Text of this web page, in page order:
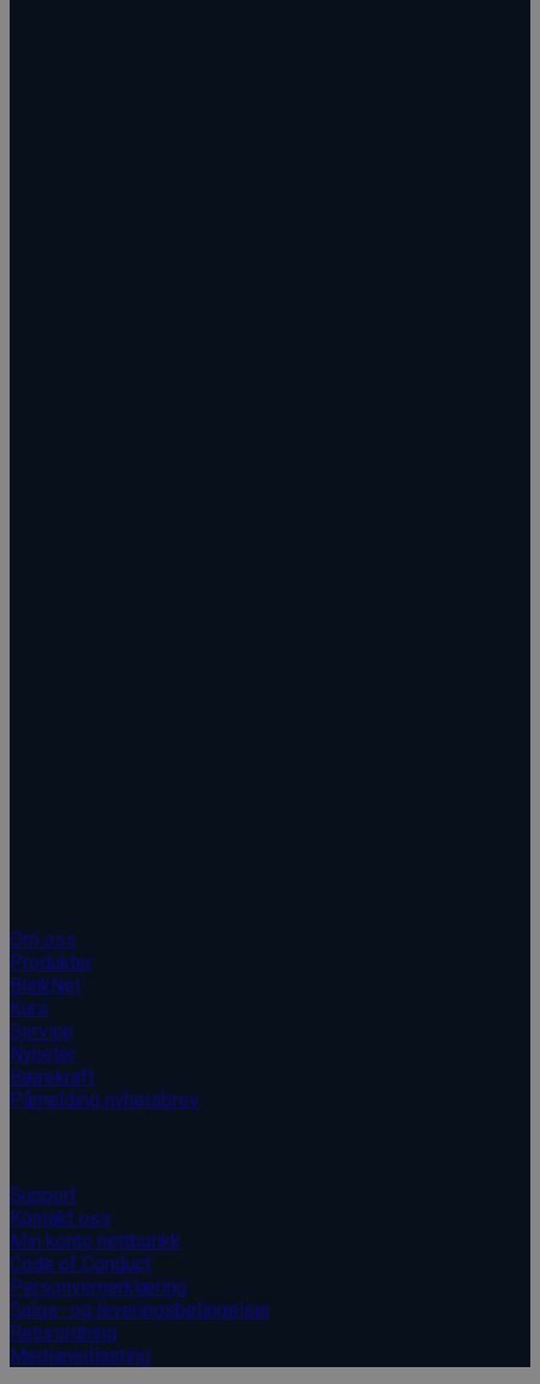
Om oss
Produkter
BlinkNet
Kurs
Service
Nyheter
Bærekraft
Påmelding nyhetsbrev
Support
Kontakt oss
Min konto nettbutikk
Code of Conduct
Personvernerklæring
Salgs- og leveringsbetingelser
Returordning
Medianedlasting